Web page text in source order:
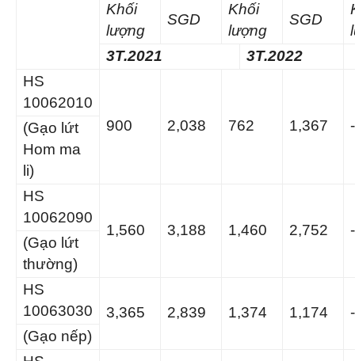
Khối
lượng
SGD
Khối
lượng
SGD
3T.2021
3T.2022
HS
10062010
900
2,038 762 1,367
(Gạo lứt
Hom ma
li)
HS
10062090
1,560 3,188 1,460 2,752
(Gạo lứt
thường)
HS
10063030
3,365 2,839 1,374 1,174
(Gạo nếp)